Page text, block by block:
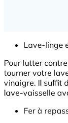
Lave-linge
Pour lutter
tourner votre
vinaigre. Il suffit
lave-vaisselle
Fer à